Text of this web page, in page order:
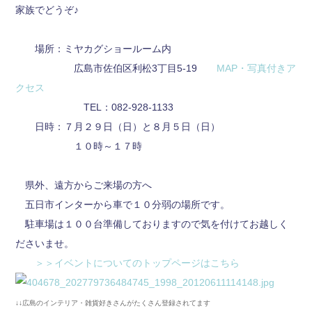
家族でどうぞ♪
場所：ミヤカグショールーム内
広島市佐伯区利松3丁目5-19
MAP・写真付きア
クセス
TEL：082-928-1133
日時：７月２９日（日）と８月５日（日）
１０時～１７時
県外、遠方からご来場の方へ
五日市インターから車で１０分弱の場所です。
駐車場は１００台準備しておりますので気を付けてお越しく
ださいませ。
＞＞イベントについてのトップページはこちら
↓↓広島のインテリア・雑貨好きさんがたくさん登録されてます